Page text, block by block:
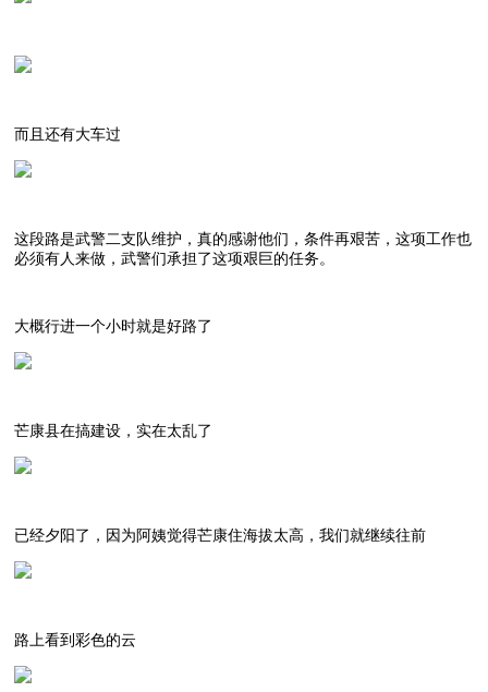
而且还有大车过
这段路是武警二支队维护，真的感谢他们，条件再艰苦，这项工作也
必须有人来做，武警们承担了这项艰巨的任务。
大概行进一个小时就是好路了
芒康县在搞建设，实在太乱了
已经夕阳了，因为阿姨觉得芒康住海拔太高，我们就继续往前
路上看到彩色的云